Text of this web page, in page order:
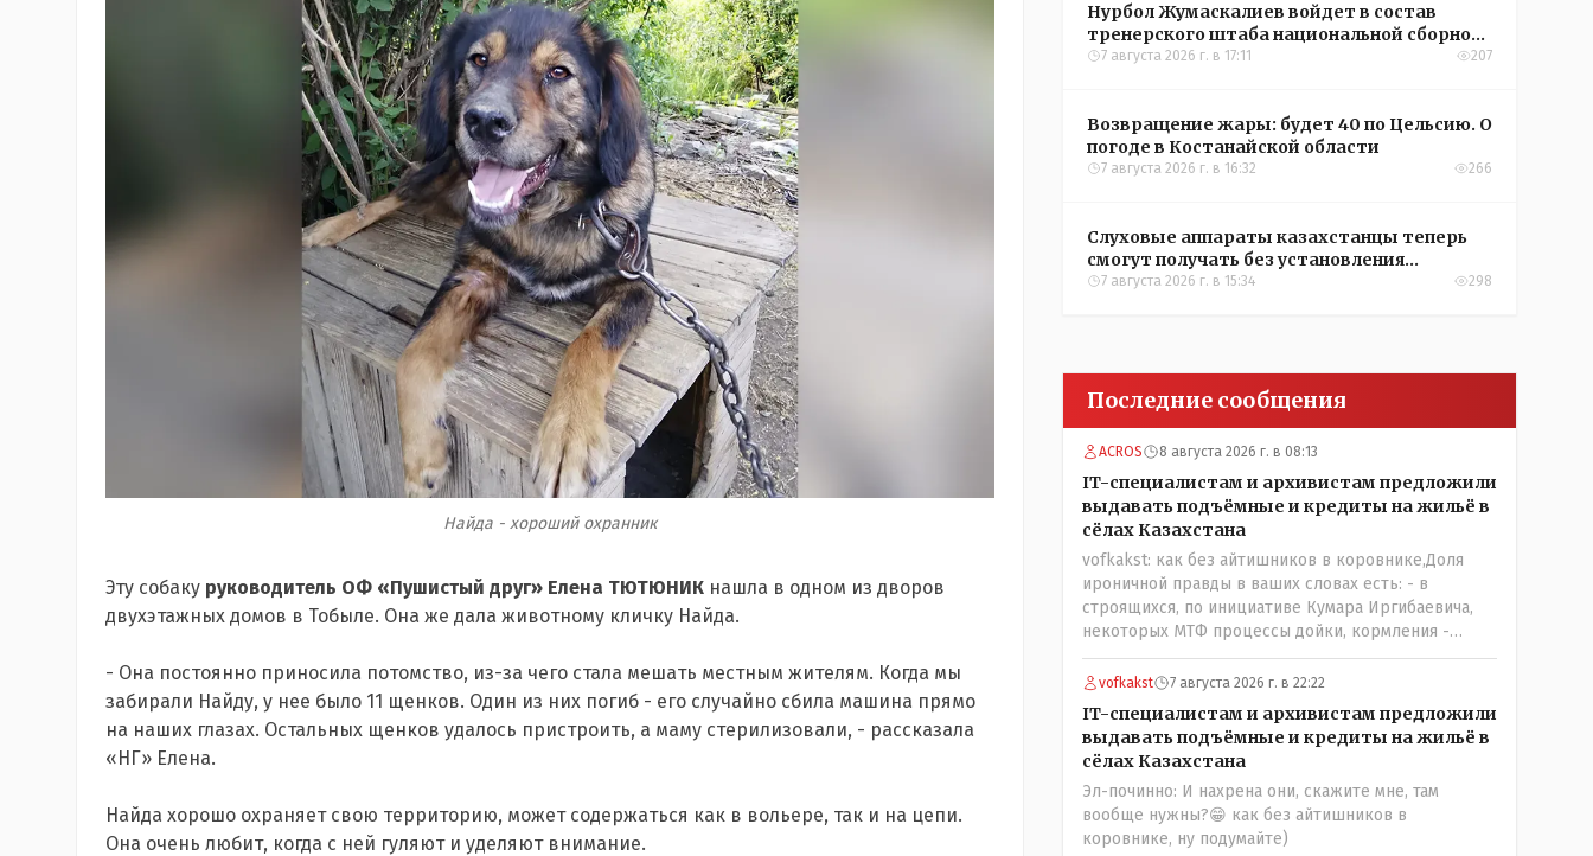
Найда - хороший охранник
Эту собаку руководитель ОФ «Пушистый друг» Елена ТЮТЮНИК нашла в одном из дворов
двухэтажных домов в Тобыле. Она же дала животному кличку Найда.
- Она постоянно приносила потомство, из-за чего стала мешать местным жителям. Когда мы
забирали Найду, у нее было 11 щенков. Один из них погиб - его случайно сбила машина прямо
на наших глазах. Остальных щенков удалось пристроить, а маму стерилизовали, - рассказала
«НГ» Елена.
Найда хорошо охраняет свою территорию, может содержаться как в вольере, так и на цепи.
Она очень любит, когда с ней гуляют и уделяют внимание.
Нурбол Жумаскалиев войдет в состав
тренерского штаба национальной сборной
Казахстана по футболу
7 августа 2026 г. в 17:11 207
Возвращение жары: будет 40 по Цельсию. О
погоде в Костанайской области
7 августа 2026 г. в 16:32 266
Слуховые аппараты казахстанцы теперь
смогут получать без установления
инвалидности
7 августа 2026 г. в 15:34 298
Последние сообщения
ACROS 8 августа 2026 г. в 08:13
IT-специалистам и архивистам предложили
выдавать подъёмные и кредиты на жильё в
сёлах Казахстана
vofkakst: как без айтишников в коровнике,Доля
ироничной правды в ваших словах есть: - в
строящихся, по инициативе Кумара Иргибаевича,
некоторых МТФ процессы дойки, кормления -
оцифрованы и иногда эти программы дают сбой - и
тогда они нужны, хотя я насколько в курсе своей
можно решать и устранять эти сбои и удалённо -
лёжа на диване, в городе. Но, этих современных и
оцифрованных МТФ критично мало для массового
переезда лохматых и обкуренных молодых ребят
из города в село, да и те МТФ я по опыту
подозреваю, скоро перейдут на обслуживание с
vofkakst 7 августа 2026 г. в 22:22
IT-специалистам и архивистам предложили
выдавать подъёмные и кредиты на жильё в
сёлах Казахстана
Эл-починно: И нахрена они, скажите мне, там
вообще нужны?😁 как без айтишников в
коровнике, ну подумайте)